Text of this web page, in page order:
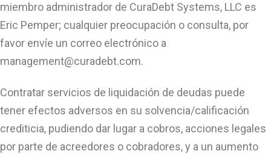
miembro administrador de CuraDebt Systems, LLC es
Eric Pemper; cualquier preocupación o consulta, por
favor envíe un correo electrónico a
management@curadebt.com.
Contratar servicios de liquidación de deudas puede
tener efectos adversos en su solvencia/calificación
crediticia, pudiendo dar lugar a cobros, acciones legales
por parte de acreedores o cobradores, y a un aumento